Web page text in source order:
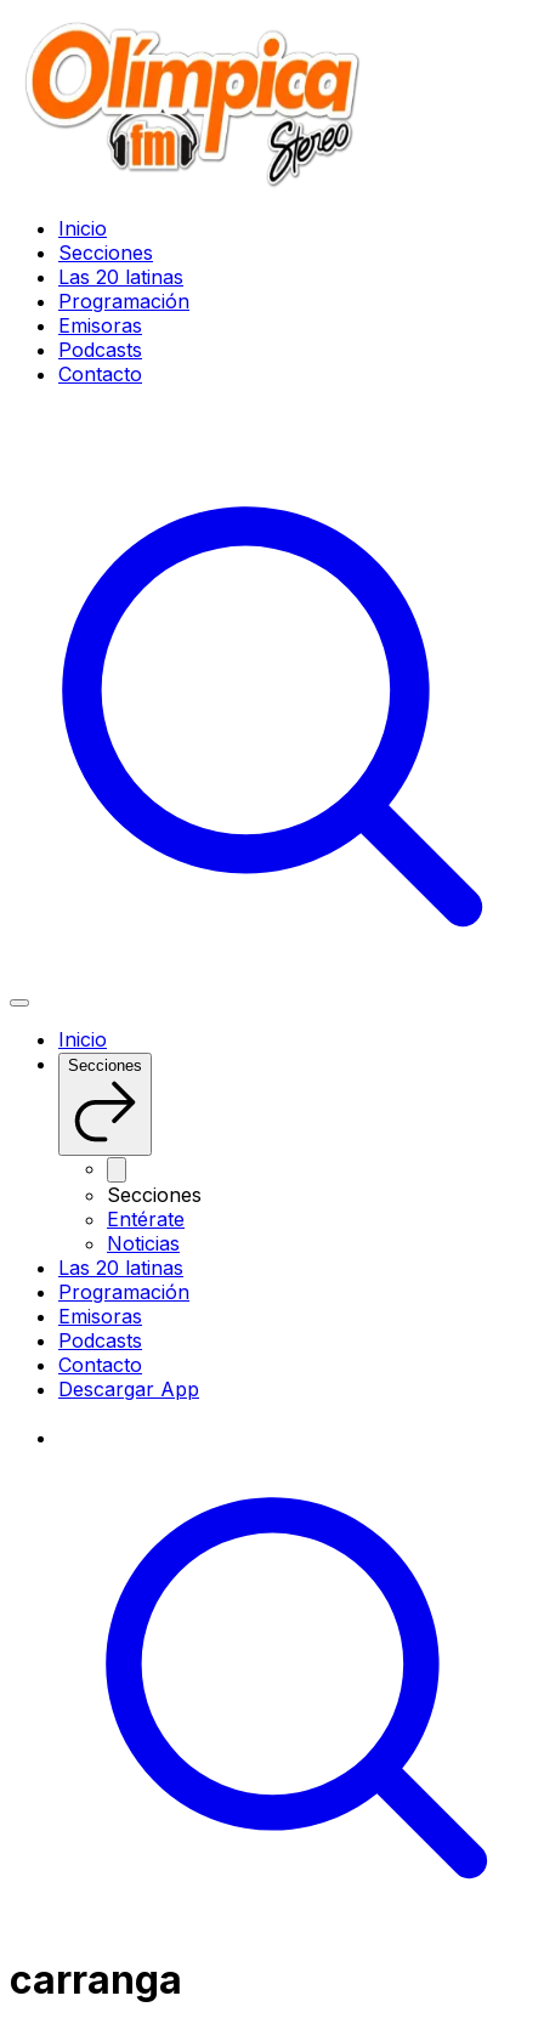
Inicio
Secciones
Las 20 latinas
Programación
Emisoras
Podcasts
Contacto
Inicio
Secciones
Secciones
Entérate
Noticias
Las 20 latinas
Programación
Emisoras
Podcasts
Contacto
Descargar App
carranga